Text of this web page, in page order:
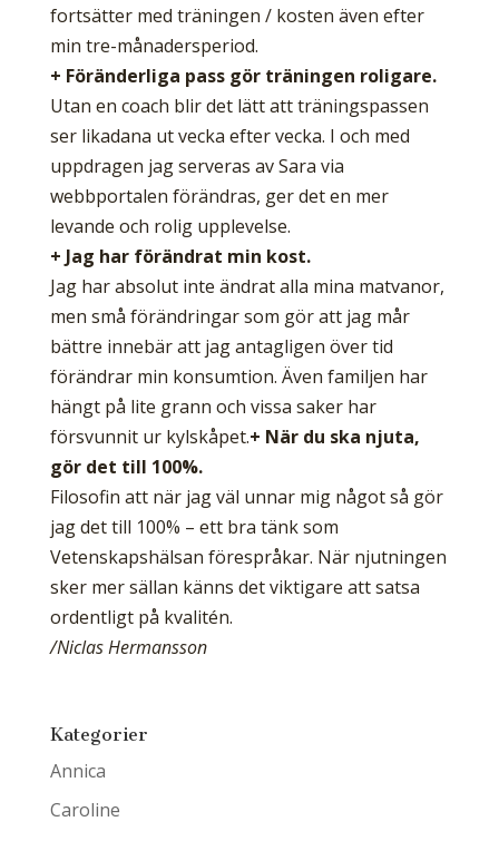
fortsätter med träningen / kosten även efter
min tre-månadersperiod.
+ Föränderliga pass gör träningen roligare.
Utan en coach blir det lätt att träningspassen
ser likadana ut vecka efter vecka. I och med
uppdragen jag serveras av Sara via
webbportalen förändras, ger det en mer
levande och rolig upplevelse.
+ Jag har förändrat min kost.
Jag har absolut inte ändrat alla mina matvanor,
men små förändringar som gör att jag mår
bättre innebär att jag antagligen över tid
förändrar min konsumtion. Även familjen har
hängt på lite grann och vissa saker har
försvunnit ur kylskåpet.+ När du ska njuta,
gör det till 100%.
Filosofin att när jag väl unnar mig något så gör
jag det till 100% – ett bra tänk som
Vetenskapshälsan förespråkar. När njutningen
sker mer sällan känns det viktigare att satsa
ordentligt på kvalitén.
/Niclas Hermansson
Kategorier
Annica
Caroline